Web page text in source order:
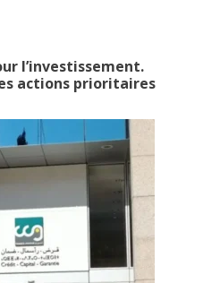
l’investissement.
actions prioritaires